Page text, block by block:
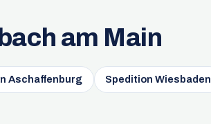
am Main
Aschaffenburg Spedition Wiesbaden